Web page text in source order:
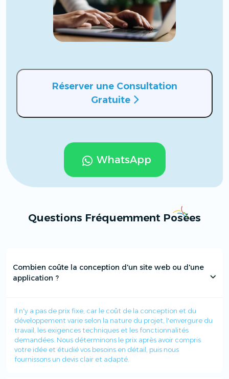
Réserver une Consultation
Gratuite
WhatsApp
Questions Fréquemment Posées
Combien coûte la conception d'un site web ou d'une
application ?
Il n'y a pas de prix fixe, car le coût de la conception et du
développement varie selon la nature du projet, l'envergure du
travail, les exigences techniques et les fonctionnalités
demandées. Nous déterminons le prix après avoir compris
votre idée et étudié vos besoins en détail, puis nous
fournissons un devis clair et adapté.